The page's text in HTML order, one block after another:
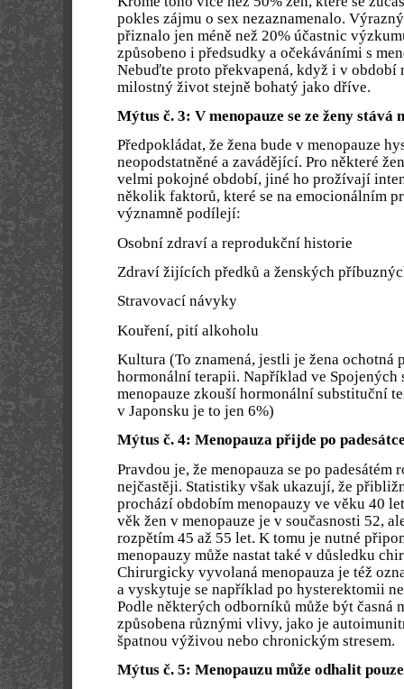
pokles zájmu o sex nezaznamenalo.
přiznalo jen méně než 20% účastnic
způsobeno i předsudky a očekáváními s
Nebuďte proto překvapená, když i v období
milostný život stejně bohatý jako dříve.
Mýtus č. 3: V menopauze se ze ženy
Předpokládat, že žena bude v menopauze
neopodstatněné a zavádějící. Pro některé
velmi pokojné období, jiné ho prožívají
několik faktorů, které se na emocionálním
významně podílejí:
Osobní zdraví a reprodukční historie
Zdraví žijících předků a ženských
Stravovací návyky
Kouření, pití alkoholu
Kultura (To znamená, jestli je žena ochotná
hormonální terapii. Například ve Spojených
menopauze zkouší hormonální substituční
v Japonsku je to jen 6%)
Mýtus č. 4: Menopauza přijde po
Pravdou je, že menopauza se po
nejčastěji. Statistiky však ukazují, že
prochází obdobím menopauzy ve věku 40
věk žen v menopauze je v současnosti 52,
rozpětím 45 až 55 let. K tomu je nutné
menopauzy může nastat také v důsledku
Chirurgicky vyvolaná menopauza je též
a vyskytuje se například po hysterektomii
Podle některých odborníků může být časná
způsobena různými vlivy, jako je
špatnou výživou nebo chronickým stresem.
Mýtus č. 5: Menopauzu může odhalit